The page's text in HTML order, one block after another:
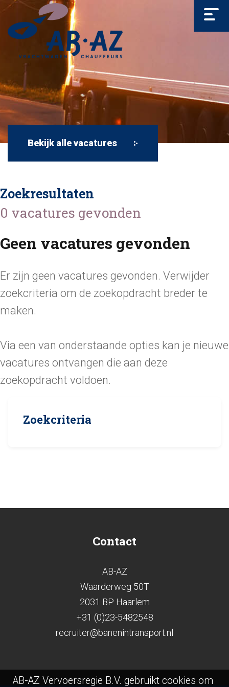
Bekijk alle vacatures
Zoekcriteria
Zoekresultaten
0 vacatures gevonden
Geen vacatures gevonden
Er zijn geen vacatures gevonden. Verwijder
zoekcriteria om de zoekopdracht breder te
maken.
Via een van onderstaande opties kan je nieuwe
vacatures ontvangen die aan deze
zoekopdracht voldoen.
Contact
AB-AZ
Waarderweg 50T
2031 BP Haarlem
+31 (0)23-5482548
recruiter@banenintransport.nl
AB-AZ Vervoersregie B.V. gebruikt cookies om